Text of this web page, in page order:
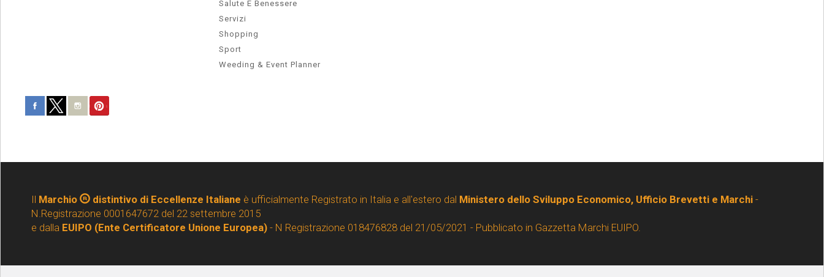
Salute E Benessere
Servizi
Shopping
Sport
Weeding & Event Planner
Il Marchio distintivo di Eccellenze Italiane è ufficialmente Registrato in Italia e all'estero dal Ministero dello Sviluppo Economico, Ufficio Brevetti e Marchi-
N.Registrazione 0001647672 del 22 settembre 2015
e dalla EUIPO (Ente Certificatore Unione Europea) - N Registrazione 018476828 del 21/05/2021 - Pubblicato in Gazzetta Marchi EUIPO.